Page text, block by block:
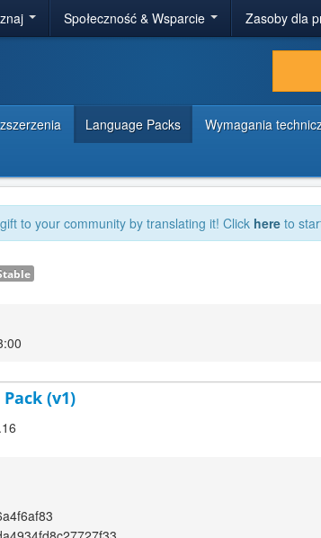
Społeczność & Wsparcie Zasoby dla
Language Packs Wymagania
to your community by translating it! Click here to
(v1)